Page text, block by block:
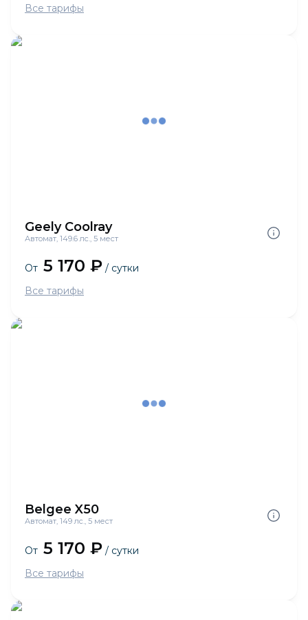
Все тарифы
Geely Coolray
Автомат, 149.6 лс., 5 мест
От 5 170 ₽ / сутки
Все тарифы
Belgee X50
Автомат, 149 лс., 5 мест
От 5 170 ₽ / сутки
Все тарифы